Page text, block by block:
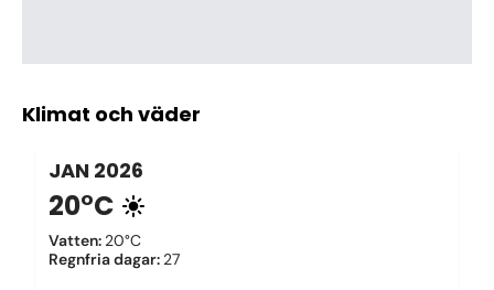
Klimat och väder
JAN 2026
20°C
Vatten: 20°C
Regnfria dagar: 27